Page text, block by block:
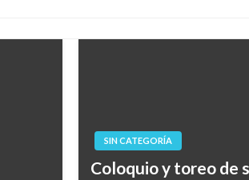
SIN CATEGORÍA
Coloquio y toreo de